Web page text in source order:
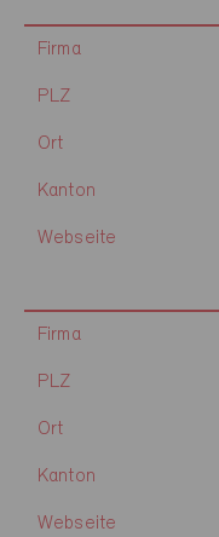
Firma
PLZ
Ort
Kanton
Webseite
Firma
PLZ
Ort
Kanton
Webseite